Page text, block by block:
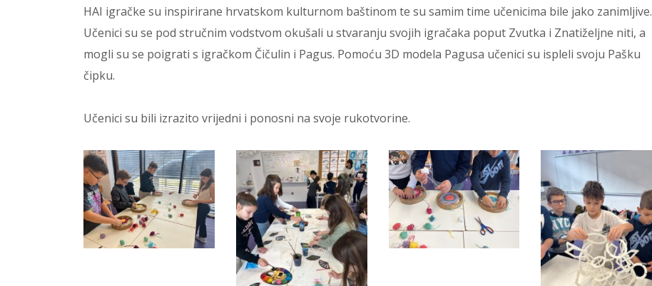
HAI igračke su inspirirane hrvatskom kulturnom baštinom te su samim time učenicima bile jako zanimljive.
Učenici su se pod stručnim vodstvom okušali u stvaranju svojih igračaka poput Zvutka i Znatiželjne niti, a
mogli su se poigrati s igračkom Čičulin i Pagus. Pomoću 3D modela Pagusa učenici su ispleli svoju Pašku
čipku.
Učenici su bili izrazito vrijedni i ponosni na svoje rukotvorine.